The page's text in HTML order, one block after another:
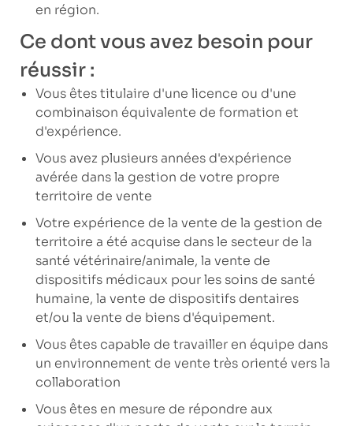
en région.
Ce dont vous avez besoin pour
réussir :
Vous êtes titulaire d'une licence ou d'une
combinaison équivalente de formation et
d'expérience.
Vous avez plusieurs années d'expérience
avérée dans la gestion de votre propre
territoire de vente
Votre expérience de la vente de la gestion de
territoire a été acquise dans le secteur de la
santé vétérinaire/animale, la vente de
dispositifs médicaux pour les soins de santé
humaine, la vente de dispositifs dentaires
et/ou la vente de biens d'équipement.
Vous êtes capable de travailler en équipe dans
un environnement de vente très orienté vers la
collaboration
Vous êtes en mesure de répondre aux